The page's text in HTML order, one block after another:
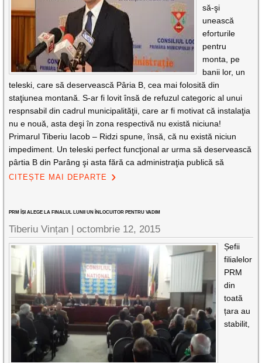
să-şi
unească
eforturile
pentru
monta, pe
banii lor, un
teleski, care să deservească Pâria B, cea mai folosită din
staţiunea montană. S-ar fi lovit însă de refuzul categoric al unui
respnsabil din cadrul municipalităţii, care ar fi motivat că instalaţia
nu e nouă, asta deşi în zona respectivă nu există niciuna!
Primarul Tiberiu Iacob – Ridzi spune, însă, că nu există niciun
impediment. Un teleski perfect funcţional ar urma să deservească
pârtia B din Parâng şi asta fără ca administraţia publică să
CITEȘTE MAI DEPARTE
PRM ÎȘI ALEGE LA FINALUL LUNII UN ÎNLOCUITOR PENTRU VADIM
Tiberiu Vințan |octombrie 12, 2015
Șefii
filialelor
PRM
din
toată
țara au
stabilit,